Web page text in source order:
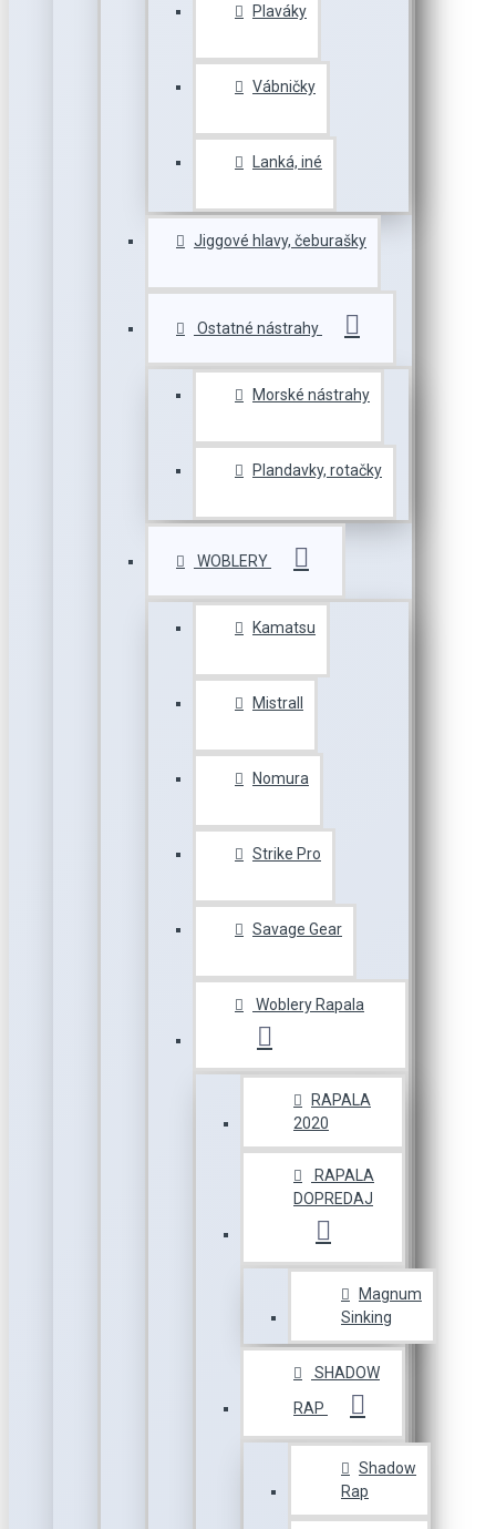
Plaváky
Vábničky
Lanká, iné
Jiggové hlavy, čeburašky
Ostatné nástrahy
Morské nástrahy
Plandavky, rotačky
WOBLERY
Kamatsu
Mistrall
Nomura
Strike Pro
Savage Gear
Woblery Rapala
RAPALA
2020
RAPALA
DOPREDAJ
Magnum
Sinking
SHADOW
RAP
Shadow
Rap